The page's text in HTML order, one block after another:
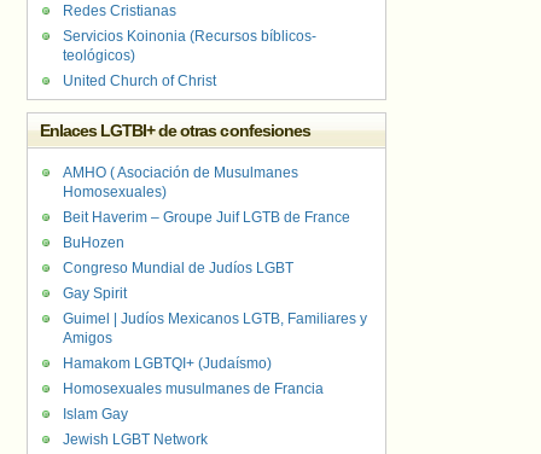
Redes Cristianas
Servicios Koinonia (Recursos bíblicos-
teológicos)
United Church of Christ
Enlaces LGTBI+ de otras confesiones
AMHO ( Asociación de Musulmanes
Homosexuales)
Beit Haverim – Groupe Juif LGTB de France
BuHozen
Congreso Mundial de Judíos LGBT
Gay Spirit
Guimel | Judíos Mexicanos LGTB, Familiares y
Amigos
Hamakom LGBTQI+ (Judaísmo)
Homosexuales musulmanes de Francia
Islam Gay
Jewish LGBT Network